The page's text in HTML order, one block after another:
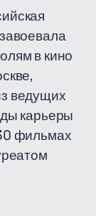
в кино
ведущих
карьеры
фильмах